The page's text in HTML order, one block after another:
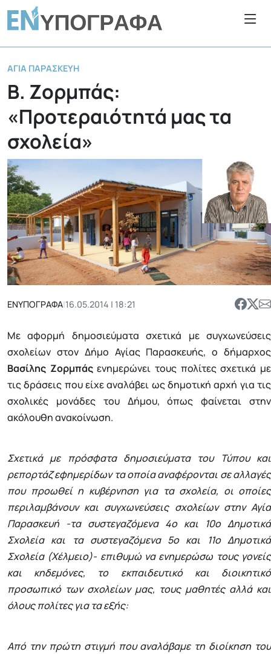
ΑΓΊΑ ΠΑΡΑΣΚΕΥΉ
Β. Ζορμπάς:
«Προτεραιότητά μας τα
σχολεία»
ΕΝΥΠΟΓΡΑΦΑ|16.05.2014 | 18:21
Με αφορμή δημοσιεύματα σχετικά με συγχωνεύσεις
σχολείων στον Δήμο Αγίας Παρασκευής, ο δήμαρχος
Βασίλης Ζορμπάςενημερώνει τους πολίτες σχετικά με
τις δράσεις που είχε αναλάβει ως δημοτική αρχή για τις
σχολικές μονάδες του Δήμου, όπως φαίνεται στην
ακόλουθη ανακοίνωση.
Σχετικά με πρόσφατα δημοσιεύματα του Τύπου και
ρεπορτάζ εφημερίδων τα οποία αναφέρονται σε αλλαγές
που προωθεί η κυβέρνηση για τα σχολεία, οι οποίες
περιλαμβάνουν και συγχωνεύσεις σχολείων στην Αγία
Παρασκευή -τα συστεγαζόμενα 4ο και 10ο Δημοτικά
Σχολεία και τα συστεγαζόμενα 5ο και 11ο Δημοτικά
Σχολεία (Χέλμειο)- επιθυμώ να ενημερώσω τους γονείς
και κηδεμόνες, το εκπαιδευτικό και διοικητικό
προσωπικό των σχολείων μας, τους μαθητές αλλά και
όλους πολίτες για τα εξής:
Από την πρώτη στιγμή που αναλάβαμε τη διοίκηση του